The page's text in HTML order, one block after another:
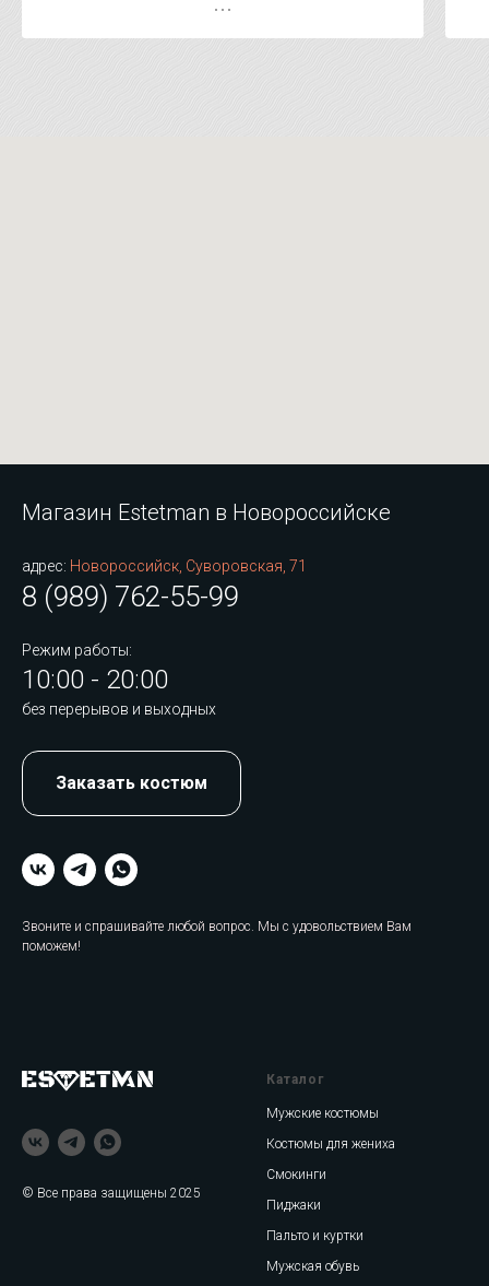
респект. А когда сказали сумму за
покупку был приятно удивлён, очень
Магазин Estetman в Новороссийске
адрес: Новороссийск, Суворовская, 71
8 (989) 762-55-99
Режим работы:
10:00 - 20:00
без перерывов и выходных
Заказать костюм
Звоните и спрашивайте любой вопрос. Мы с удовольствием Вам
поможем!
© Все права защищены 2025
Каталог
Мужские костюмы
Костюмы для жениха
Смокинги
Пиджаки
Пальто и куртки
Мужская обувь